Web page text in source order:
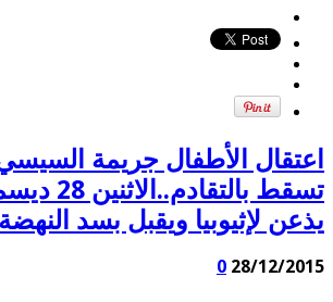
اعتقال الأطفال جريمة السيسي
تسقط
يذعن لإثيوبيا ويقبل بسد
28/12/2015
0